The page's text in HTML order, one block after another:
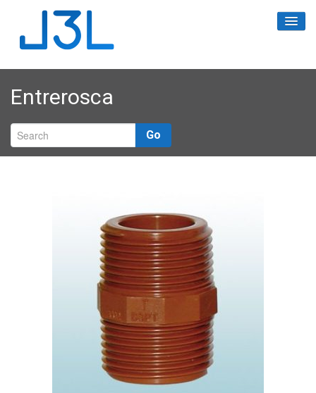
Inicio
La Empresa
Los Productos
Catálogo
Entrerosca
Go